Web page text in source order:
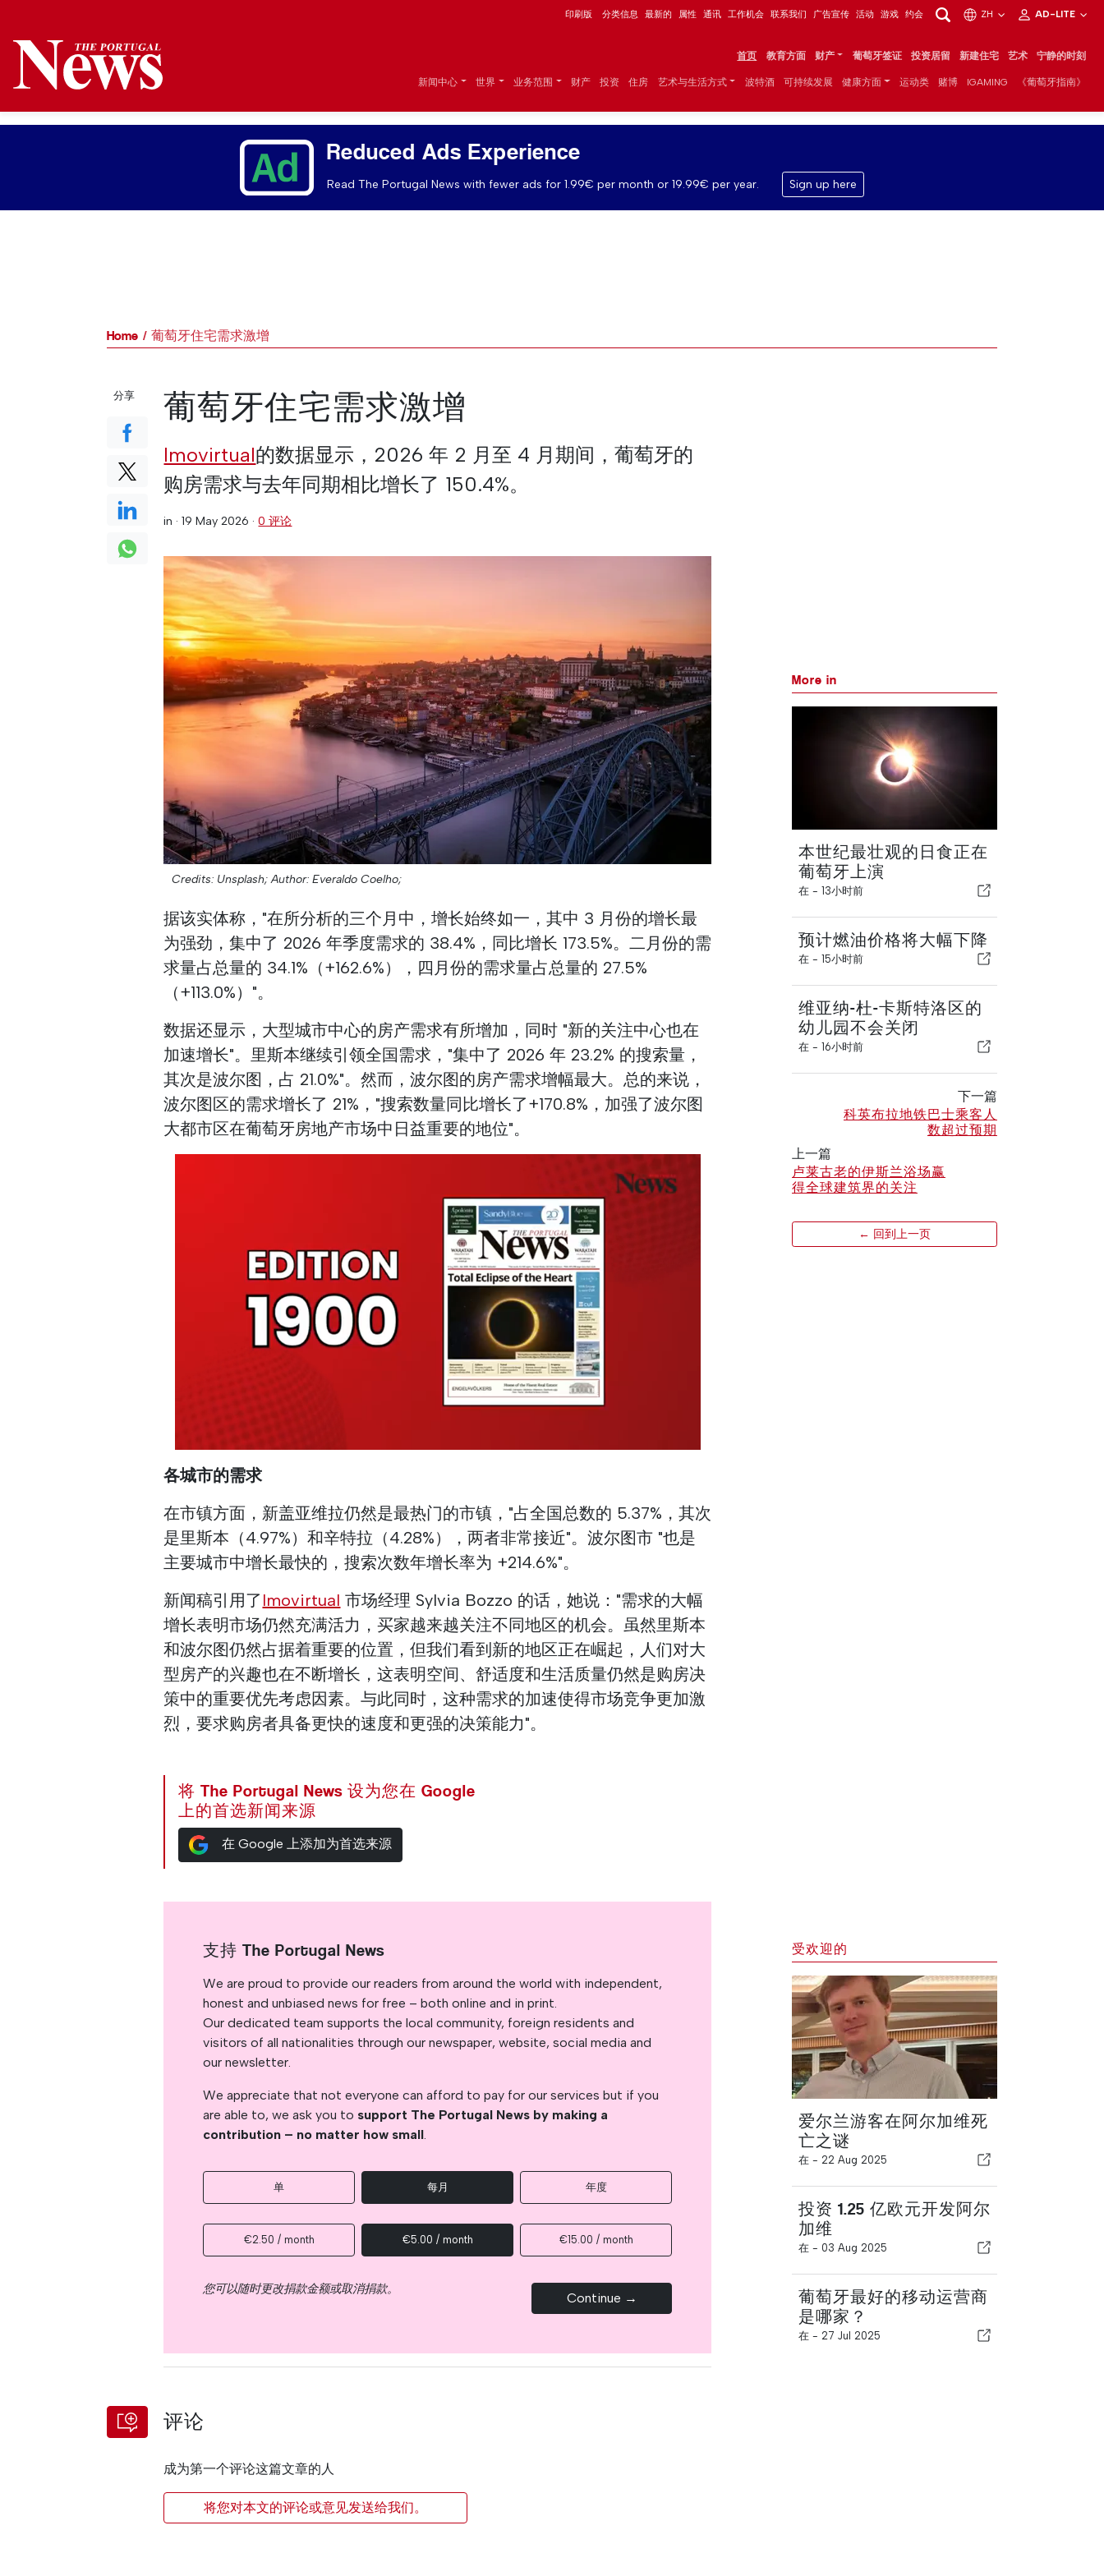
印刷版 分类信息 最新的 属性 通讯 工作机会 联系我们 广告宣传 活动 游戏 约会 ZH AD-LITE
首页 教育方面 财产 葡萄牙签证 投资居留 新建住宅 艺术 宁静的时刻
新闻中心 世界 业务范围 财产 投资 住房 艺术与生活方式 波特酒 可持续发展 健康方面 运动类 赌博 IGAMING 《葡萄牙指南》
Reduced Ads Experience
Read The Portugal News with fewer ads for 1.99€ per month or 19.99€ per year. Sign up here
Home 葡萄牙住宅需求激增
葡萄牙住宅需求激增
Imovirtual的数据显示，2026 年 2 月至 4 月期间，葡萄牙的
购房需求与去年同期相比增长了 150.4%。
in ·19 May 2026 ·0 评论
Credits: Unsplash; Author: Everaldo Coelho;
据该实体称，"在所分析的三个月中，增长始终如一，其中 3 月份的增长最
为强劲，集中了 2026 年季度需求的 38.4%，同比增长 173.5%。二月份的需
求量占总量的 34.1%（+162.6%），四月份的需求量占总量的 27.5%
（+113.0%）"。
数据还显示，大型城市中心的房产需求有所增加，同时 "新的关注中心也在
加速增长"。里斯本继续引领全国需求，"集中了 2026 年 23.2% 的搜索量，
其次是波尔图，占 21.0%"。然而，波尔图的房产需求增幅最大。总的来说，
波尔图区的需求增长了 21%，"搜索数量同比增长了+170.8%，加强了波尔图
大都市区在葡萄牙房地产市场中日益重要的地位"。
各城市的需求
在市镇方面，新盖亚维拉仍然是最热门的市镇，"占全国总数的 5.37%，其次
是里斯本（4.97%）和辛特拉（4.28%），两者非常接近"。波尔图市 "也是
主要城市中增长最快的，搜索次数年增长率为 +214.6%"。
新闻稿引用了 Imovirtual 市场经理 Sylvia Bozzo 的话，她说："需求的大幅
增长表明市场仍然充满活力，买家越来越关注不同地区的机会。虽然里斯本
和波尔图仍然占据着重要的位置，但我们看到新的地区正在崛起，人们对大
型房产的兴趣也在不断增长，这表明空间、舒适度和生活质量仍然是购房决
策中的重要优先考虑因素。与此同时，这种需求的加速使得市场竞争更加激
烈，要求购房者具备更快的速度和更强的决策能力"。
将 The Portugal News 设为您在 Google
上的首选新闻来源
在 Google 上添加为首选来源
分享
More in
本世纪最壮观的日食正在
葡萄牙上演
在 - 13小时前
预计燃油价格将大幅下降
在 - 15小时前
维亚纳-杜-卡斯特洛区的
幼儿园不会关闭
在 - 16小时前
下一篇
科英布拉地铁巴士乘客人
数超过预期
上一篇
卢莱古老的伊斯兰浴场赢
得全球建筑界的关注
← 回到上一页
支持 The Portugal News
We are proud to provide our readers from around the world with independent,
honest and unbiased news for free – both online and in print.
Our dedicated team supports the local community, foreign residents and
visitors of all nationalities through our newspaper, website, social media and
our newsletter.
We appreciate that not everyone can afford to pay for our services but if you
are able to, we ask you to support The Portugal News by making a
contribution – no matter how small.
单 每月 年度
€2.50 / month €5.00 / month €15.00 / month
您可以随时更改捐款金额或取消捐款。
Continue →
评论
成为第一个评论这篇文章的人
将您对本文的评论或意见发送给我们。
受欢迎的
爱尔兰游客在阿尔加维死
亡之谜
在 - 22 Aug 2025
投资 1.25 亿欧元开发阿尔
加维
在 - 03 Aug 2025
葡萄牙最好的移动运营商
是哪家？
在 - 27 Jul 2025